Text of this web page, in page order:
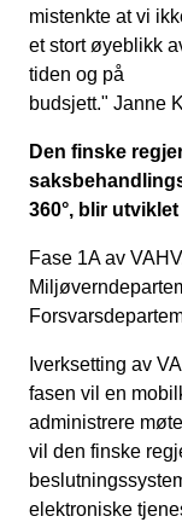
mistenkte at vi
et stort øyeblikk
tiden og på
budsjett." Janne
Den finske
360°, blir
Fase 1A av
Iverksetting av
fasen vil en
administrere
vil den finske
elektroniske